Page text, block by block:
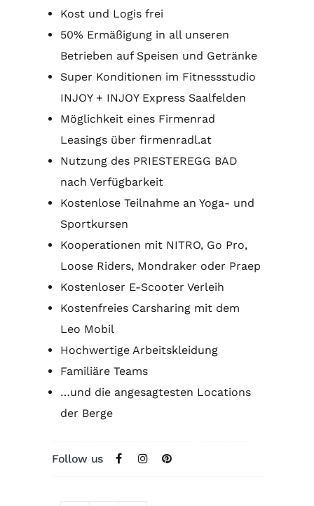
Kost und Logis frei
50% Ermäßigung in all unseren
Betrieben auf Speisen und Getränke
Super Konditionen im Fitnessstudio
INJOY + INJOY Express Saalfelden
Möglichkeit eines Firmenrad
Leasings über firmenradl.at
Nutzung des PRIESTEREGG BAD
nach Verfügbarkeit
Kostenlose Teilnahme an Yoga- und
Sportkursen
Kooperationen mit NITRO, Go Pro,
Loose Riders, Mondraker oder Praep
Kostenloser E-Scooter Verleih
Kostenfreies Carsharing mit dem
Leo Mobil
Hochwertige Arbeitskleidung
Familiäre Teams
…und die angesagtesten Locations
der Berge
Follow us